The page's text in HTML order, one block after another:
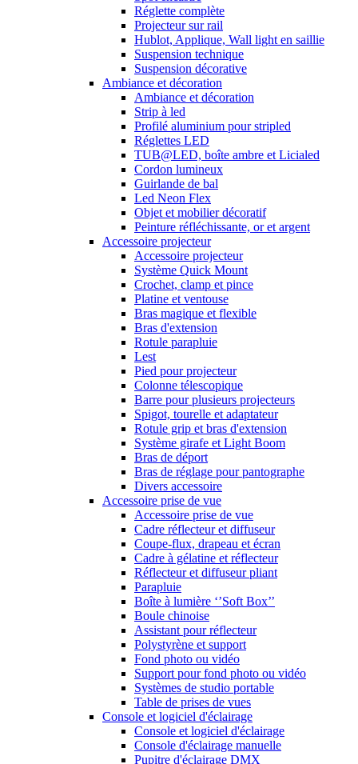
Réglette complète
Projecteur sur rail
Hublot, Applique, Wall light en saillie
Suspension technique
Suspension décorative
Ambiance et décoration
Ambiance et décoration
Strip à led
Profilé aluminium pour stripled
Réglettes LED
TUB@LED, boîte ambre et Licialed
Cordon lumineux
Guirlande de bal
Led Neon Flex
Objet et mobilier décoratif
Peinture réfléchissante, or et argent
Accessoire projecteur
Accessoire projecteur
Système Quick Mount
Crochet, clamp et pince
Platine et ventouse
Bras magique et flexible
Bras d'extension
Rotule parapluie
Lest
Pied pour projecteur
Colonne télescopique
Barre pour plusieurs projecteurs
Spigot, tourelle et adaptateur
Rotule grip et bras d'extension
Système girafe et Light Boom
Bras de déport
Bras de réglage pour pantographe
Divers accessoire
Accessoire prise de vue
Accessoire prise de vue
Cadre réflecteur et diffuseur
Coupe-flux, drapeau et écran
Cadre à gélatine et réflecteur
Réflecteur et diffuseur pliant
Parapluie
Boîte à lumière ‘’Soft Box’’
Boule chinoise
Assistant pour réflecteur
Polystyrène et support
Fond photo ou vidéo
Support pour fond photo ou vidéo
Systèmes de studio portable
Table de prises de vues
Console et logiciel d'éclairage
Console et logiciel d'éclairage
Console d'éclairage manuelle
Pupitre d'éclairage DMX